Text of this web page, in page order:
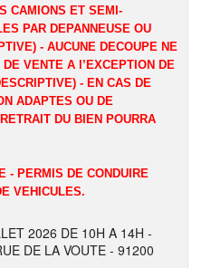
CAMIONS ET SEMI-
PAR DEPANNEUSE OU
- AUCUNE DECOUPE NE
VENTE A l’EXCEPTION DE
- EN CAS DE
ADAPTES OU DE
DU BIEN POURRA
- PERMIS DE CONDUIRE
VEHICULES.
2026 DE 10H A 14H -
DE LA VOUTE - 91200